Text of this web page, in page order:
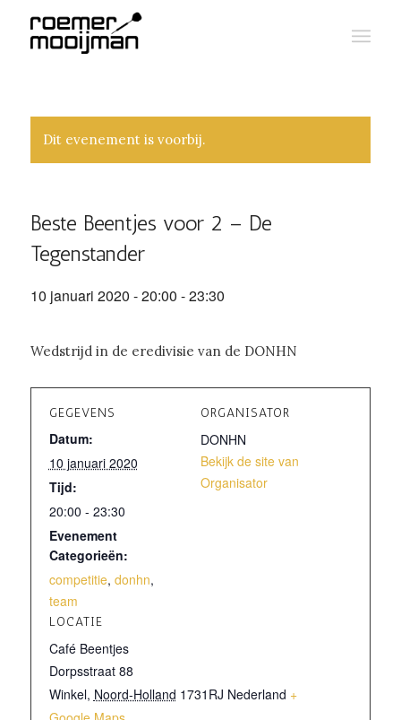
Dit evenement is voorbij.
Beste Beentjes voor 2 – De
Tegenstander
10 januari 2020 - 20:00 -23:30
Wedstrijd in de eredivisie van de DONHN
GEGEVENS
Datum:
10 januari 2020
Tijd:
20:00 - 23:30
Evenement
Categorieën:
competitie, donhn,
team
LOCATIE
Café Beentjes
Dorpsstraat 88
Winkel, Noord-Holland 1731RJ Nederland +
ORGANISATOR
DONHN
Bekijk de site van
Organisator